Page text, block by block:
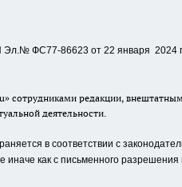
Эл.№ ФС77-86623 от 22 января 2024
редакции,
деятельности.
в соответствии с
как с письменного